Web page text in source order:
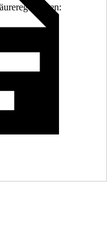
füttern.